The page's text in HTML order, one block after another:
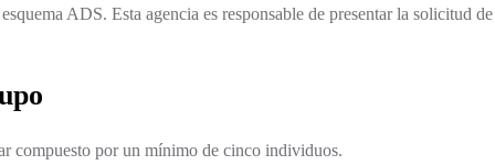
ADS. Esta agencia es responsable de presentar la solicitud
compuesto por un mínimo de cinco individuos.